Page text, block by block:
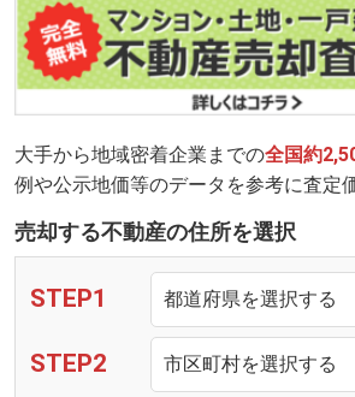
大手から地域密着企業までの全国約
例や公示地価等のデータを参考に査定
売却する不動産の住所を選択
STEP1
STEP2